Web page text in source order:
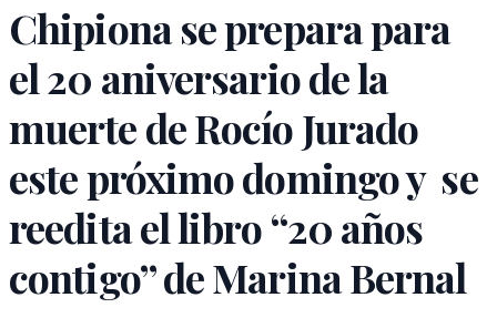
Chipiona se prepara para
el 20 aniversario de la
muerte de Rocío Jurado
este próximo domingo y se
reedita el libro “20 años
contigo” de Marina Bernal